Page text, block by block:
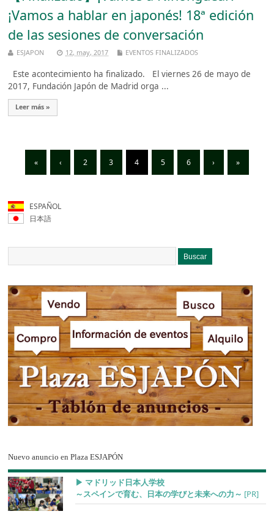
¡Vamos a hablar en japonés! 18ª edición
de las sesiones de conversación
ESJAPON 12, may, 2017 EVENTOS FINALIZADOS
Este acontecimiento ha finalizado. El viernes 26 de mayo de
2017, Fundación Japón de Madrid orga ...
Leer más »
« ‹ 2 3 4 5 6 › »
ESPAÑOL
日本語
Nuevo anuncio en Plaza ESJAPÓN
▶︎ マドリッド日本人学校
～スペインで育む、日本の学びと未来への力～ [PR]